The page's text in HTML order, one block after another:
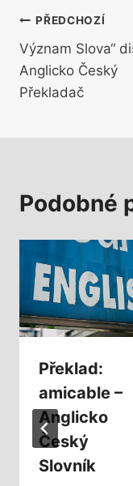
Navigace
pro
příspěvek
PŘEDCHOZÍ
Význam Slova“
Anglicko Český
Překladač
Podobné
Překlad:
amicable –
Anglicko
Český
Slovník